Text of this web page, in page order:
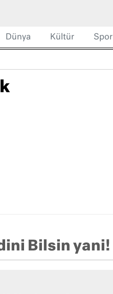
Dünya Kültür Spor
Bilsin yani!